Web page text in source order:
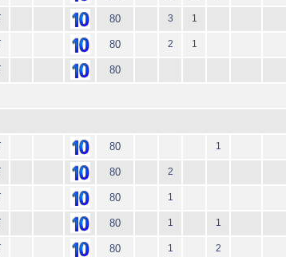
80 3 1
80 2 1
80
80 1
80 2
80 1
80 1 1
80 1 2